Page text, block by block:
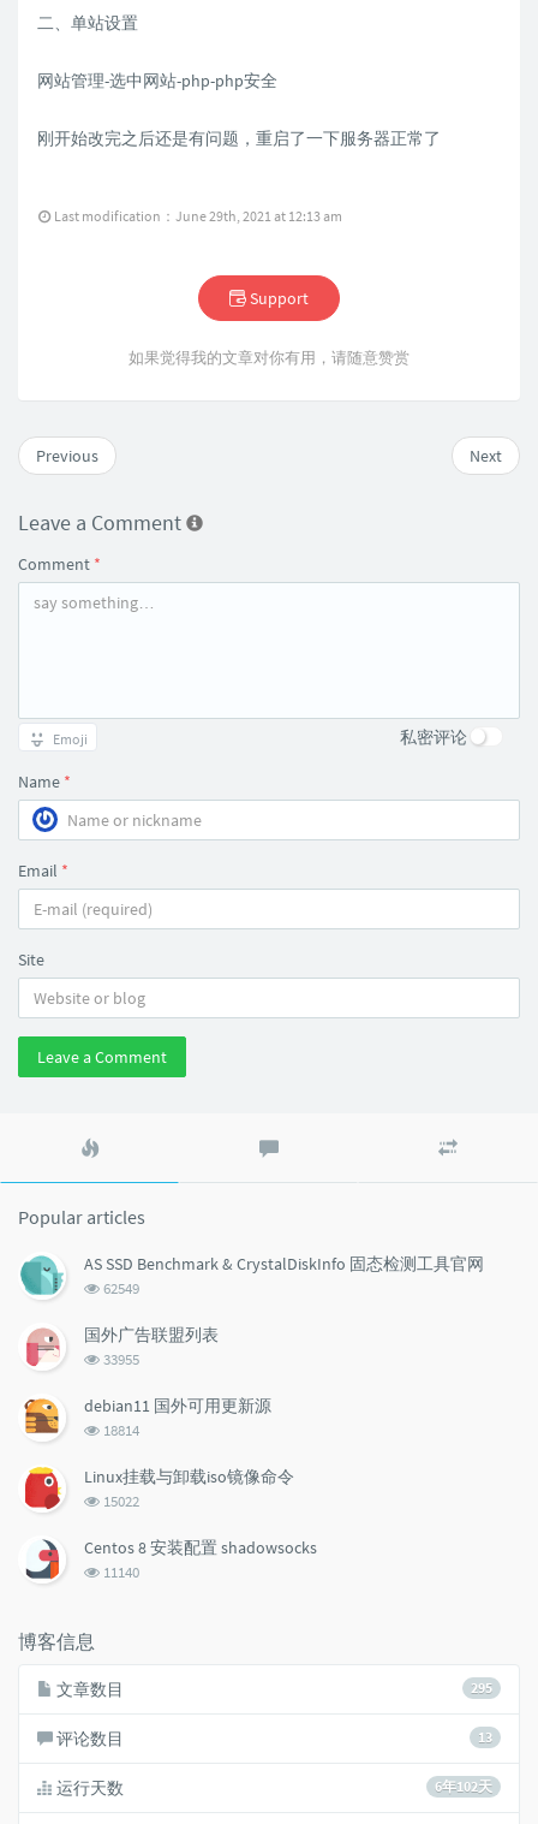
二、单站设置
网站管理-选中网站-php-php安全
刚开始改完之后还是有问题，重启了一下服务器正常了
Last modification：June 29th, 2021 at 12:13 am
Support
如果觉得我的文章对你有用，请随意赞赏
Next
Previous
Leave a Comment
Comment *
Emoji 私密评论
Name *
Email *
Site
Leave a Comment
Popular articles
AS SSD Benchmark & CrystalDiskInfo 固态检测工具官网
浏
次
数:
62549
国外广告联盟列表
浏
次
33955
debian11 国外可用更新源
浏
次
18814
Linux挂载与卸载iso镜像命令
浏
次
15022
Centos 8 安装配置 shadowsocks
浏
11140
博客信息
295
文章数目
13
评论数目
6年102天
运行天数